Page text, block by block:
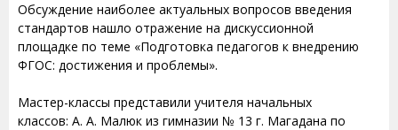
Обсуждение наиболее актуальных вопросов введения
стандартов нашло отражение на дискуссионной
площадке по теме «Подготовка педагогов к внедрению
ФГОС: достижения и проблемы».
Мастер-классы представили учителя начальных
классов: А. А. Малюк из гимназии № 13 г. Магадана по